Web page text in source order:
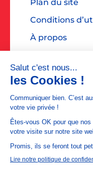
Plan du site
Conditions
À propos
Accessibilité :
Contact